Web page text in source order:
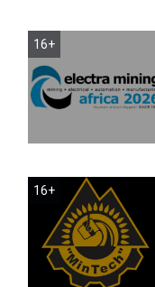
16+
16+